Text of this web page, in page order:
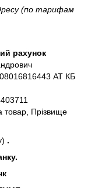
(по тарифам
рахунок
АТ КБ
товар, Прізвище
.